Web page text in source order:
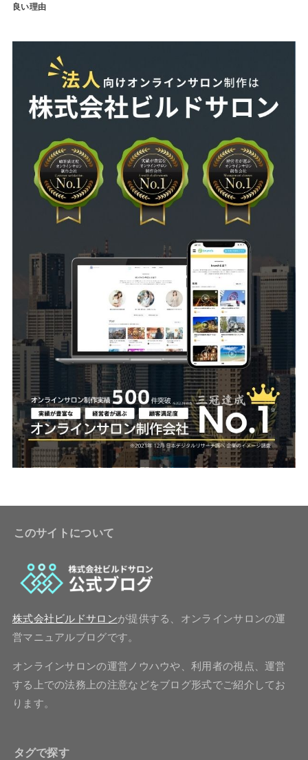
良い理由
このサイトについて
株式会社ビルドサロンが提供する、オンラインサロンの運
営マニュアルブログです。
オンラインサロンの運営ノウハウや、利用者の視点、運営
する上での法務上の注意などをブログ形式でご紹介してお
ります。
タグで探す